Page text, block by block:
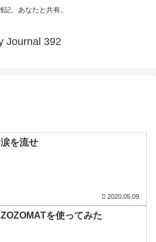
記、あなたと共有。
Journal 392
涙を流せ
2020.05.09
ZOZOMATを使ってみた